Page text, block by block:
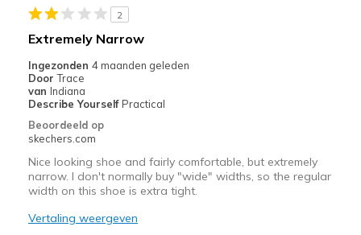
Travel
Width
Feels true to width
Sizing
View On Shoes
Shoes are for Wearing
2
Extremely Narrow
Ingezonden 4 maanden geleden
Door Trace
van Indiana
Describe Yourself Practical
Beoordeeld op
skechers.com
Nice looking shoe and fairly comfortable, but extremely
narrow. I don't normally buy "wide" widths, so the regular
width on this shoe is extra tight.
Vertaling weergeven